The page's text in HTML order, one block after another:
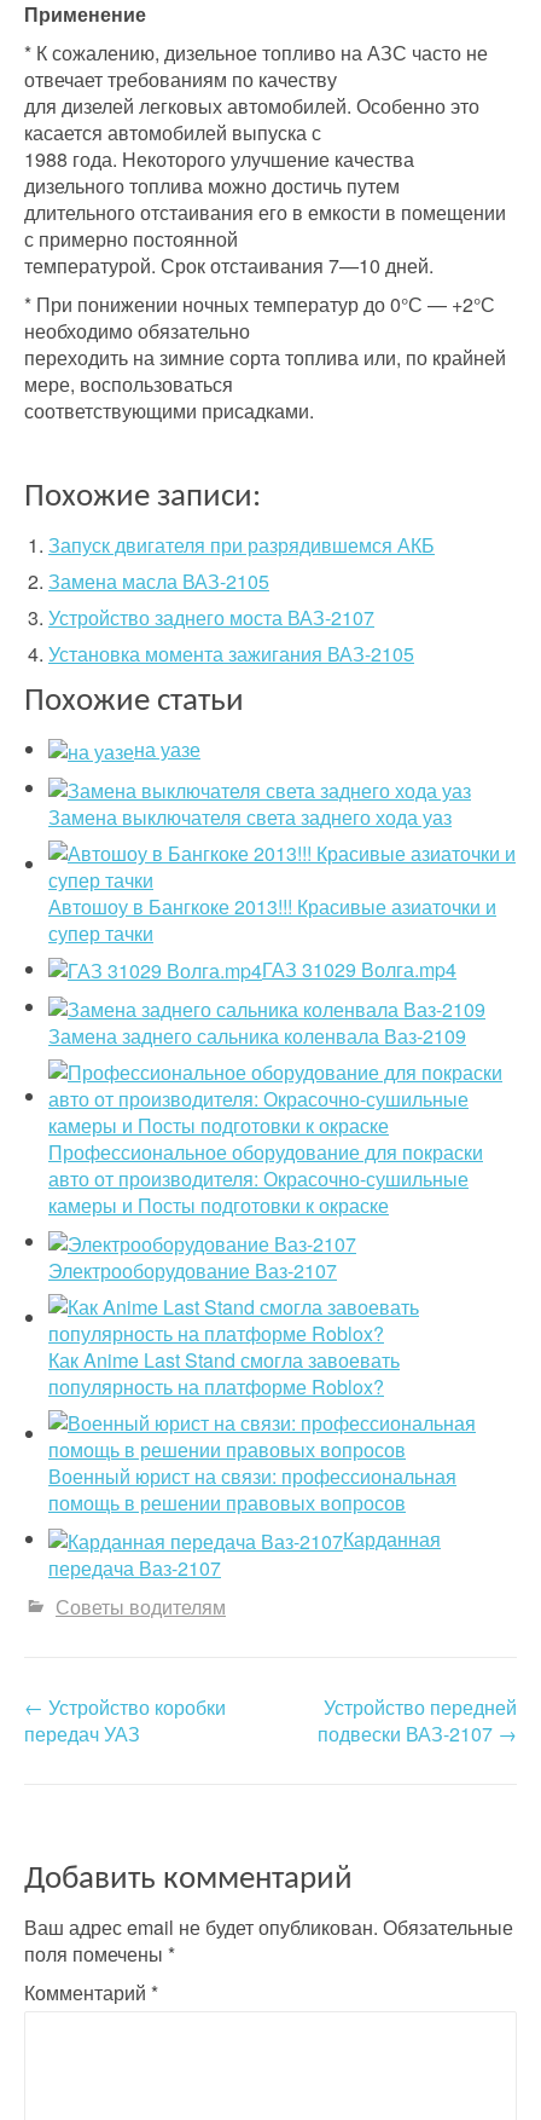
Применение
* К сожалению, дизельное топливо на АЗС часто не
отвечает требованиям по качеству
для дизелей легковых автомобилей. Особенно это
касается автомобилей выпуска с
1988 года. Некоторого улучшение качества
дизельного топлива можно достичь путем
длительного отстаивания его в емкости в помещении
с примерно постоянной
температурой. Срок отстаивания 7—10 дней.
* При понижении ночных температур до 0°С — +2°С
необходимо обязательно
переходить на зимние сорта топлива или, по крайней
мере, воспользоваться
соответствующими присадками.
Похожие записи:
Запуск двигателя при разрядившемся АКБ
Замена масла ВАЗ-2105
Устройство заднего моста ВАЗ-2107
Установка момента зажигания ВАЗ-2105
Похожие статьи
на уазе
Замена выключателя света заднего хода уаз
Автошоу в Бангкоке 2013!!! Красивые азиаточки и
супер тачки
ГАЗ 31029 Волга.mp4
Замена заднего сальника коленвала Ваз-2109
Профессиональное оборудование для покраски
авто от производителя: Окрасочно-сушильные
камеры и Посты подготовки к окраске
Электрооборудование Ваз-2107
Как Anime Last Stand смогла завоевать
популярность на платформе Roblox?
Военный юрист на связи: профессиональная
помощь в решении правовых вопросов
Карданная
передача Ваз-2107
Советы водителям
P
n
a
← Устройство коробки
передач УАЗ
Устройство передней
подвески ВАЗ-2107 →
Добавить комментарий
Ваш адрес email не будет опубликован. Обязательные
поля помечены *
Комментарий *